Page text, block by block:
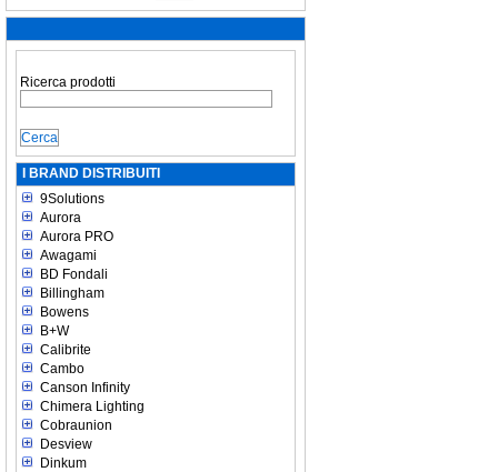
Ricerca prodotti
I BRAND DISTRIBUITI
9Solutions
Aurora
Aurora PRO
Awagami
BD Fondali
Billingham
Bowens
B+W
Calibrite
Cambo
Canson Infinity
Chimera Lighting
Cobraunion
Desview
Dinkum